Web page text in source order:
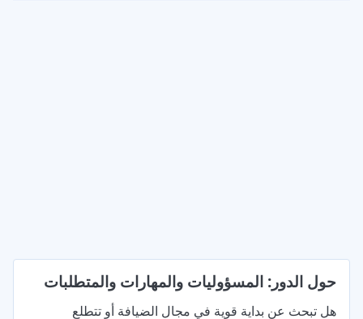
حول الدور: المسؤوليات والمهارات والمتطلبات
هل تبحث عن بداية قوية في مجال الضيافة أو تتطلع